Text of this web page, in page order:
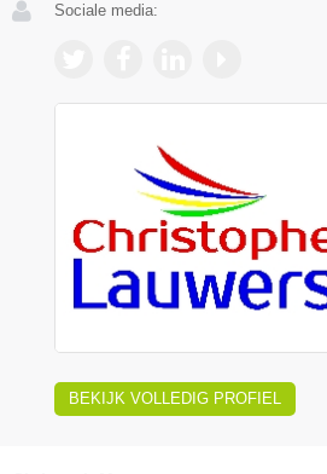
Sociale media:
BEKIJK VOLLEDIG PROFIEL